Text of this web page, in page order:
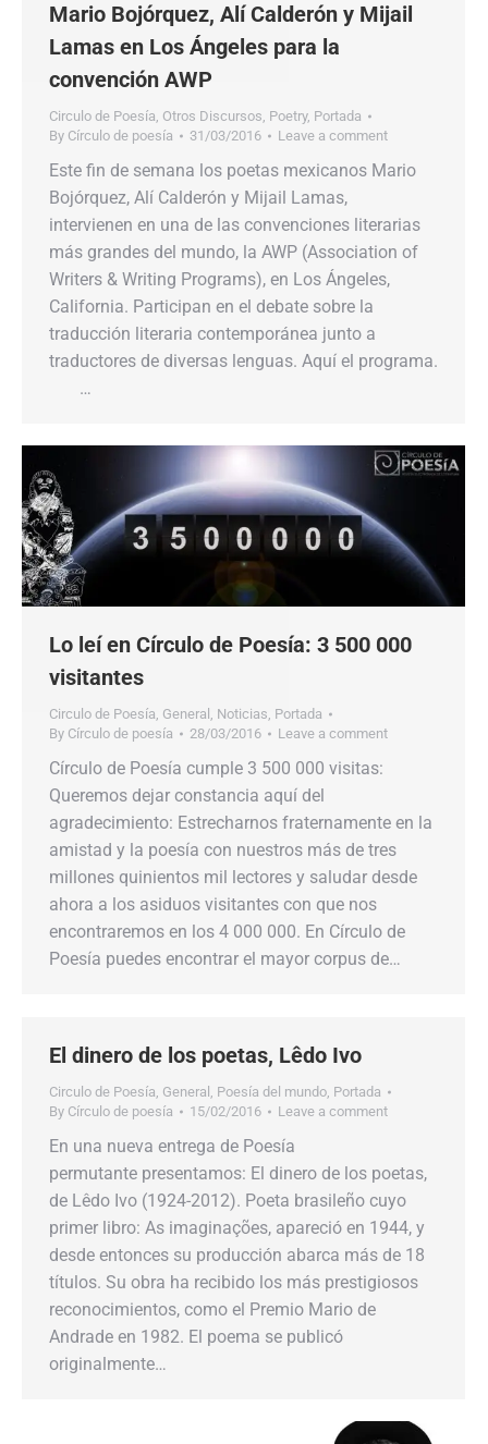
Mario Bojórquez, Alí Calderón y Mijail
Lamas en Los Ángeles para la
convención AWP
Circulo de Poesía, Otros Discursos, Poetry, Portada
By Círculo de poesía 31/03/2016 Leave a comment
Este fin de semana los poetas mexicanos Mario
Bojórquez, Alí Calderón y Mijail Lamas,
intervienen en una de las convenciones literarias
más grandes del mundo, la AWP (Association of
Writers & Writing Programs), en Los Ángeles,
California. Participan en el debate sobre la
traducción literaria contemporánea junto a
traductores de diversas lenguas. Aquí el programa.
…
Lo leí en Círculo de Poesía: 3 500 000
visitantes
Circulo de Poesía, General , Noticias, Portada
By Círculo de poesía 28/03/2016 Leave a comment
Círculo de Poesía cumple 3 500 000 visitas:
Queremos dejar constancia aquí del
agradecimiento: Estrecharnos fraternamente en la
amistad y la poesía con nuestros más de tres
millones quinientos mil lectores y saludar desde
ahora a los asiduos visitantes con que nos
encontraremos en los 4 000 000. En Círculo de
Poesía puedes encontrar el mayor corpus de…
El dinero de los poetas, Lêdo Ivo
Circulo de Poesía, General , Poesía del mundo, Portada
By Círculo de poesía 15/02/2016 Leave a comment
En una nueva entrega de Poesía
permutante presentamos: El dinero de los poetas,
de Lêdo Ivo (1924-2012). Poeta brasileño cuyo
primer libro: As imaginações, apareció en 1944, y
desde entonces su producción abarca más de 18
títulos. Su obra ha recibido los más prestigiosos
reconocimientos, como el Premio Mario de
Andrade en 1982. El poema se publicó
originalmente…